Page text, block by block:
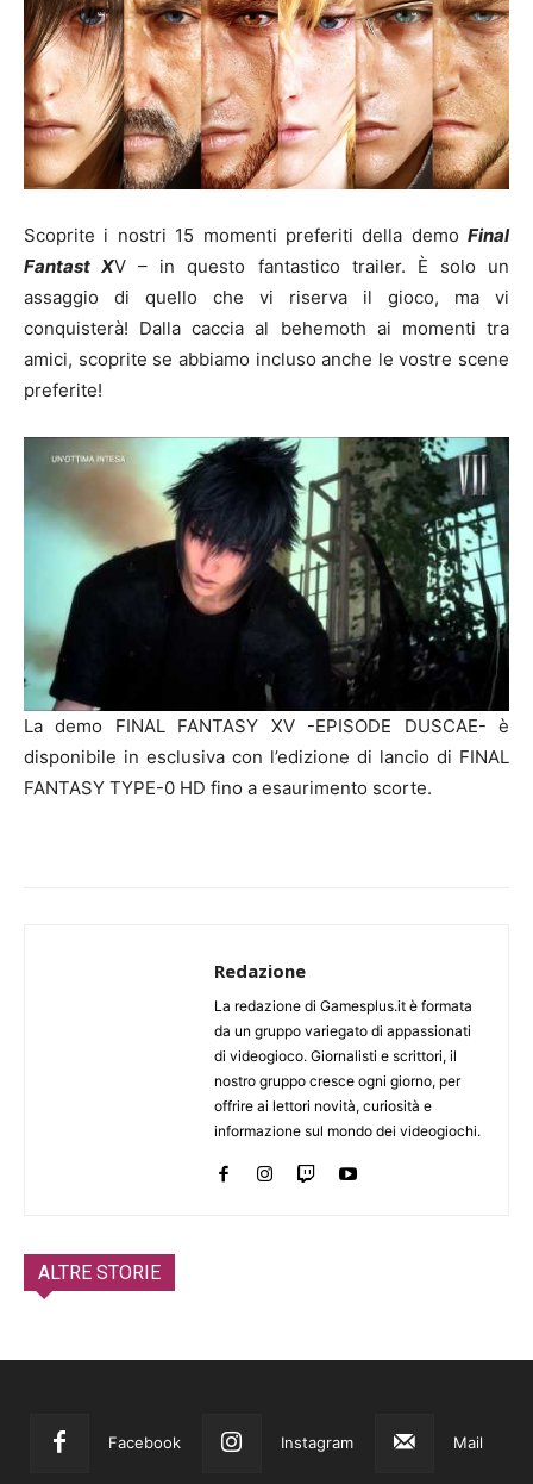
Scoprite i nostri 15 momenti preferiti della demo Final
Fantast XV – in questo fantastico trailer. È solo un
assaggio di quello che vi riserva il gioco, ma vi
conquisterà! Dalla caccia al behemoth ai momenti tra
amici, scoprite se abbiamo incluso anche le vostre scene
preferite!
La demo FINAL FANTASY XV -EPISODE DUSCAE- è
disponibile in esclusiva con l’edizione di lancio di FINAL
FANTASY TYPE-0 HD fino a esaurimento scorte.
Redazione
La redazione di Gamesplus.it è formata
da un gruppo variegato di appassionati
di videogioco. Giornalisti e scrittori, il
nostro gruppo cresce ogni giorno, per
offrire ai lettori novità, curiosità e
informazione sul mondo dei videogiochi.
ALTRE STORIE
Facebook Instagram Mail